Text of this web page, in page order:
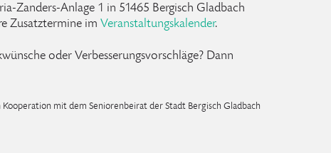
Zanders-Anlage 1 in 51465 Bergisch Gladbach
Zusatztermine im Veranstaltungskalender.
oder Verbesserungsvorschläge? Dann
Kooperation mit dem Seniorenbeirat der Stadt Bergisch Gladbach